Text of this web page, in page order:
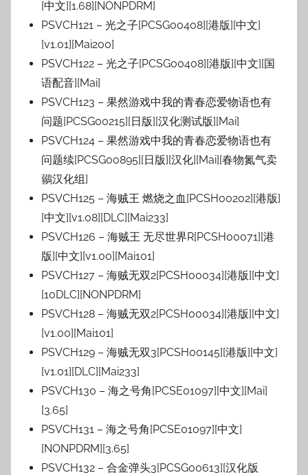
[中文][1.68][NONPDRM]
PSVCH121 – 光之子[PCSG00408][港版][中文]
[v1.01][Mai200]
PSVCH122 – 光之子[PCSG00408][港版][中文][国
语配音][Mai]
PSVCH123 – 果然游戏中我的青春恋爱物语也有
问题[PCSG00215][日版][汉化测试版][Mai]
PSVCH124 – 果然游戏中我的青春恋爱物语也有
问题续[PCSG00895][日版][汉化][Mai][春物氮气卖
鶸汉化组]
PSVCH125 – 海贼王 燃烧之血[PCSH00202][港版]
[中文][v1.08][DLC][Mai233]
PSVCH126 – 海贼王 无尽世界R[PCSH00071][港
版][中文][v1.00][Mai101]
PSVCH127 – 海贼无双2[PCSH00034][港版][中文]
[10DLC][NONPDRM]
PSVCH128 – 海贼无双2[PCSH00034][港版][中文]
[v1.00][Mai101]
PSVCH129 – 海贼无双3[PCSH00145][港版][中文]
[v1.01][DLC][Mai233]
PSVCH130 – 海之号角[PCSE01097][中文][Mai]
[3.65]
PSVCH131 – 海之号角[PCSE01097][中文]
[NONPDRM][3.65]
PSVCH132 – 合金弹头3[PCSG00613][汉化版